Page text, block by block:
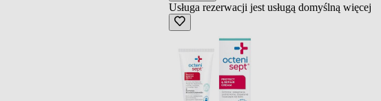
Usługa rezerwacji jest usługą domyślną więcej